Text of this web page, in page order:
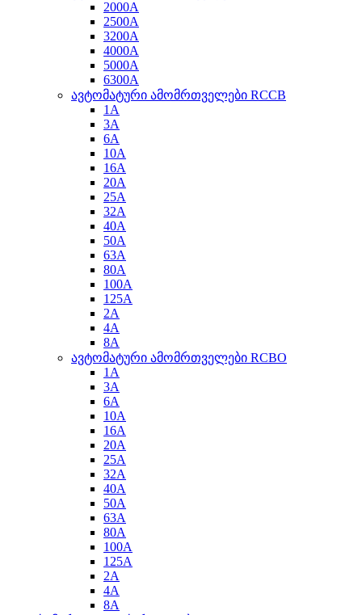
2000A
2500A
3200A
4000A
5000A
6300A
ავტომატური ამომრთველები RCCB
1A
3A
6A
10A
16A
20A
25A
32A
40A
50A
63A
80A
100A
125A
2A
4A
8A
ავტომატური ამომრთველები RCBO
1A
3A
6A
10A
16A
20A
25A
32A
40A
50A
63A
80A
100A
125A
2A
4A
8A